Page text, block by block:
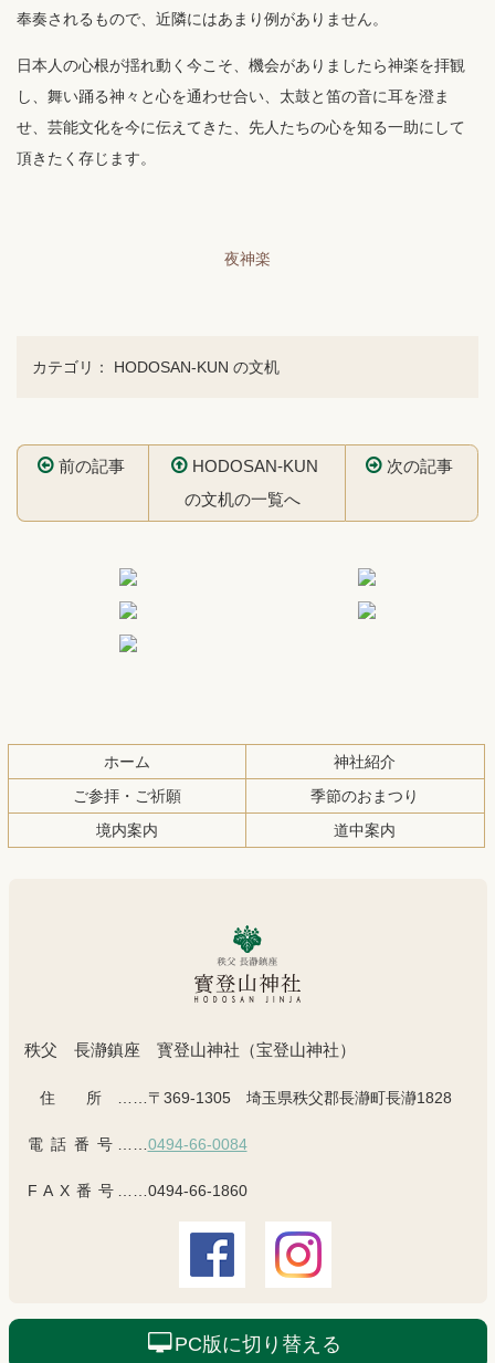
奉奏されるもので、近隣にはあまり例がありません。
日本人の心根が揺れ動く今こそ、機会がありましたら神楽を拝観
し、舞い踊る神々と心を通わせ合い、太鼓と笛の音に耳を澄ま
せ、芸能文化を今に伝えてきた、先人たちの心を知る一助にして
頂きたく存じます。
夜神楽
カテゴリ： HODOSAN-KUN の文机
前の記事
HODOSAN-KUN
の文机の一覧へ
次の記事
先
頭
へ
る
ホーム
神社紹介
ご参拝・ご祈願
季節のおまつり
境内案内
道中案内
秩父 長瀞鎮座 寳登山神社（宝登山神社）
住所……〒369-1305 埼玉県秩父郡長瀞町長瀞1828
電話番号 0494-66-0084
FAX番号 ……0494-66-1860
PC版に切り替える